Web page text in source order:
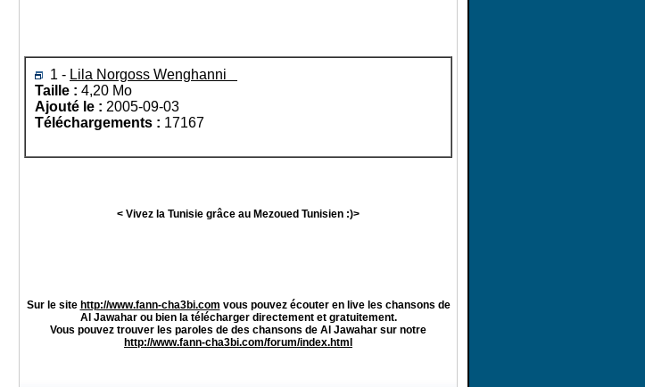
1 - Lila Norgoss Wenghanni
Taille : 4,20 Mo
Ajouté le : 2005-09-03
Téléchargements : 17167
< Vivez la Tunisie grâce au Mezoued Tunisien :)>
Sur le site http://www.fann-cha3bi.com vous pouvez écouter en live les chansons de
Al Jawaharou bien la télécharger directement et gratuitement.
Vous pouvez trouver les paroles de des chansons de Al Jawahar sur notre
http://www.fann-cha3bi.com/forum/index.html